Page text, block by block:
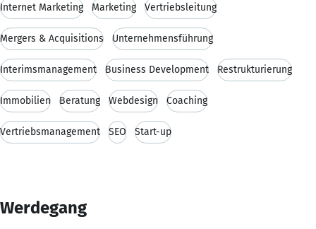
Internet Marketing Marketing Vertriebsleitung
Mergers & Acquisitions Unternehmensführung
Interimsmanagement Business Development Restrukturierung
Immobilien Beratung Webdesign Coaching
Vertriebsmanagement SEO Start-up
Werdegang